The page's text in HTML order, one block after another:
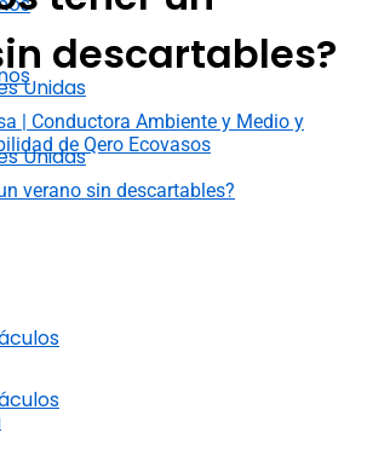
Unidas
Unidas
descartables?
| Conductora Ambiente y Medio y
de Qero Ecovasos